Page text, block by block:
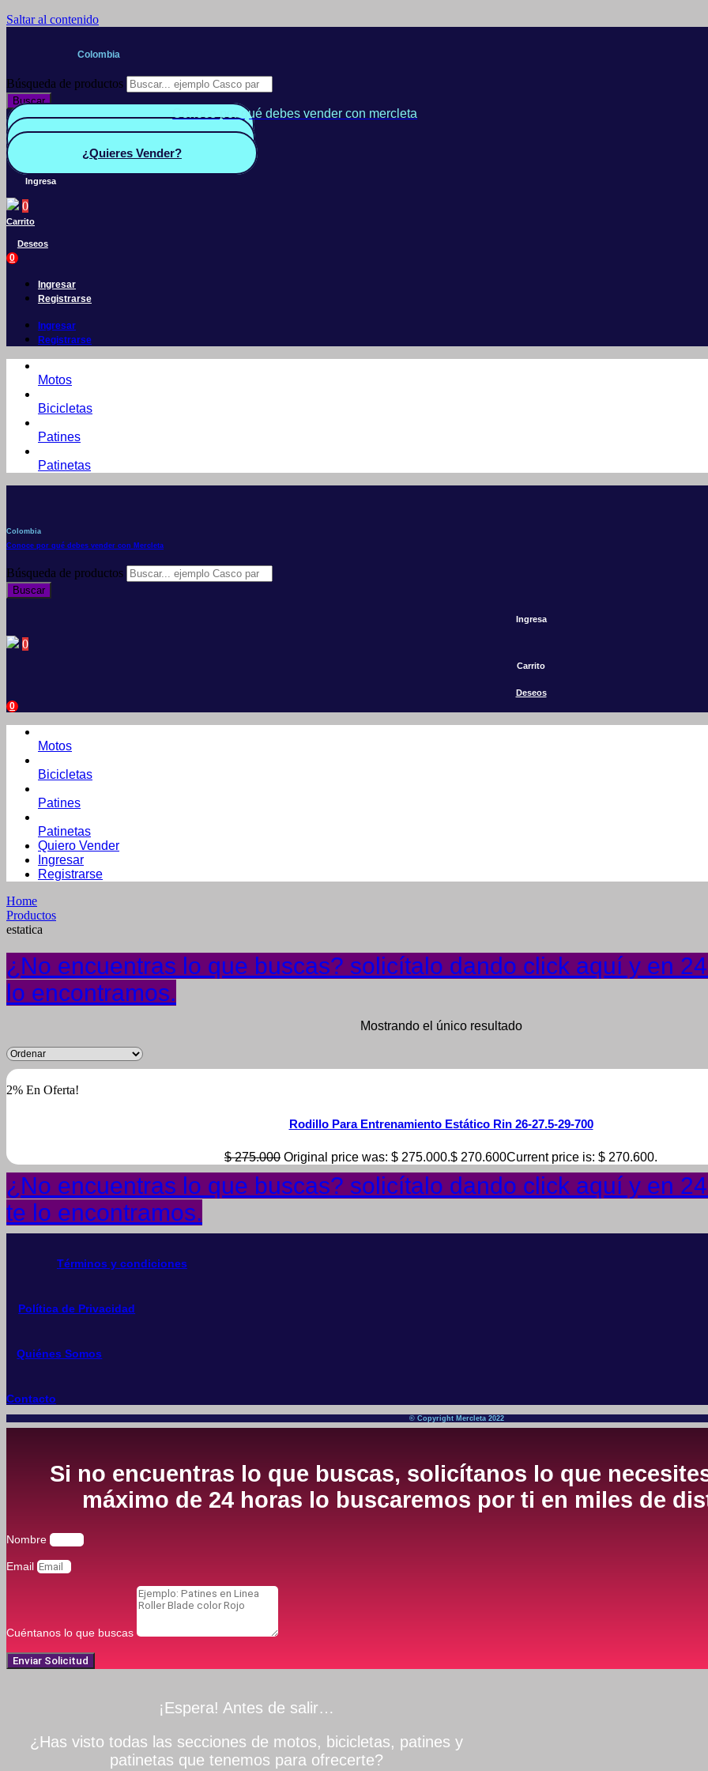
Saltar al contenido
Colombia
Búsqueda de productos
Buscar
Conoce por qué debes vender con mercleta
¿Quieres Vender?
Ingresa
0
Carrito
Deseos
0
Ingresar
Registrarse
Ingresar
Registrarse
Motos
Bicicletas
Patines
Patinetas
Colombia
Conoce por qué debes vender con Mercleta
Búsqueda de productos
Buscar
Ingresa
0
Carrito
Deseos
0
Motos
Bicicletas
Patines
Patinetas
Quiero Vender
Ingresar
Registrarse
Home
Productos
estatica
¿No encuentras lo que buscas? solicítalo dando click aquí y en
lo encontramos.
Mostrando el único resultado
2% En Oferta!
Rodillo Para Entrenamiento Estático Rin 26-27.5-29-700
$275.000 Original price was: $ 275.000.$ 270.600Current price is: $ 270.600.
¿No encuentras lo que buscas? solicítalo dando click aquí y en
te lo encontramos.
Términos y condiciones
Política de Privacidad
Quiénes Somos
Contacto
© Copyright Mercleta 2022
Si no encuentras lo que buscas, solicítanos lo que
máximo de 24 horas lo buscaremos por ti en miles de
Nombre
Email
Cuéntanos lo que buscas
Enviar Solicitud
¡Espera! Antes de salir…
¿Has visto todas las secciones de motos, bicicletas, patines y
patinetas que tenemos para ofrecerte?